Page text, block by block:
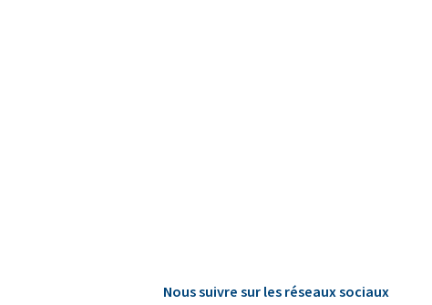
Nous suivre sur les réseaux sociaux